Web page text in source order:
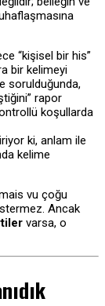
“kişisel bir his”
bir kelimeyi
sorulduğunda,
rapor
koşullarda
ki, anlam ile
kelime
vu çoğu
Ancak
varsa, o